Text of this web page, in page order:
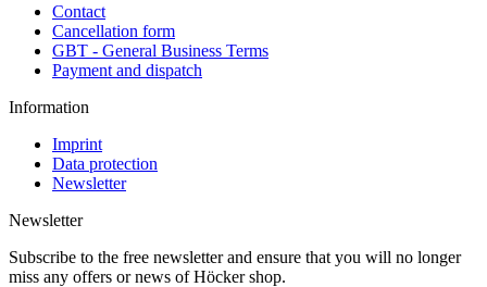
Contact
Cancellation form
GBT - General Business Terms
Payment and dispatch
Information
Imprint
Data protection
Newsletter
Newsletter
Subscribe to the free newsletter and ensure that you will no longer
miss any offers or news of Höcker shop.